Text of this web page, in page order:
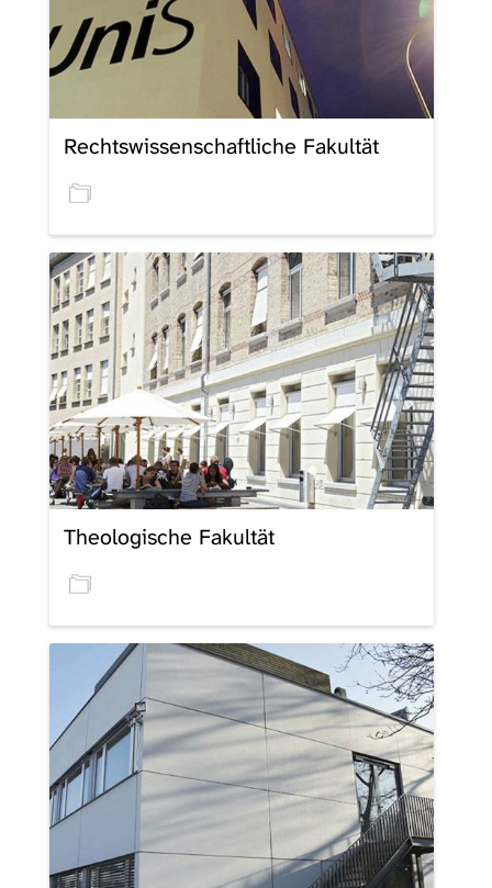
Rechtswissenschaftliche Fakultät
Theologische Fakultät